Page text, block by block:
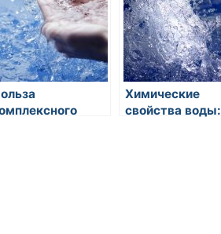
Химические
свойства воды: